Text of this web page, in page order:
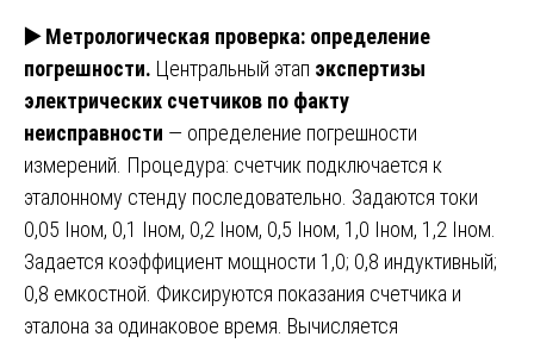
▶️Метрологическая проверка: определение
погрешности. Центральный этап экспертизы
электрических счетчиков по факту
неисправности — определение погрешности
измерений. Процедура: счетчик подключается к
эталонному стенду последовательно. Задаются токи
0,05 Iном, 0,1 Iном, 0,2 Iном, 0,5 Iном, 1,0 Iном, 1,2 Iном.
Задается коэффициент мощности 1,0; 0,8 индуктивный;
0,8 емкостной. Фиксируются показания счетчика и
эталона за одинаковое время. Вычисляется